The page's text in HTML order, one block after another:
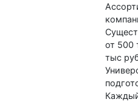
от 500
тыс